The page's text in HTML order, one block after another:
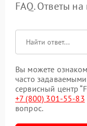
FAQ. Ответы
Вы можете
часто
сервисный центр
+7 (800) 301-55-83
вопрос.